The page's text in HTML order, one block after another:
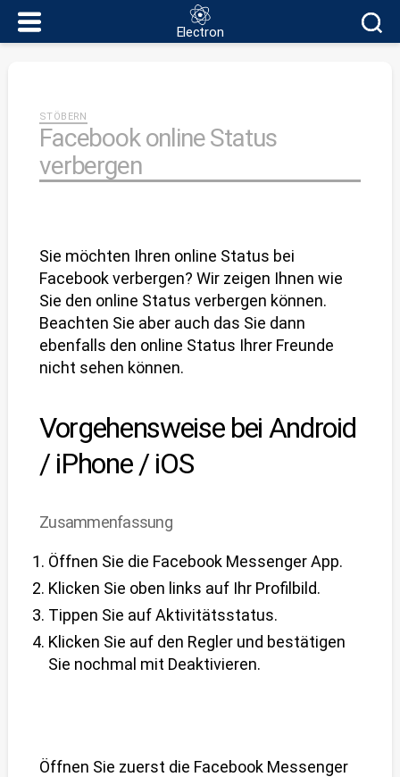
Electron
Electron
STÖBERN
Facebook online Status
verbergen
Sie möchten Ihren online Status bei
Facebook verbergen? Wir zeigen Ihnen wie
Sie den online Status verbergen können.
Beachten Sie aber auch das Sie dann
ebenfalls den online Status Ihrer Freunde
nicht sehen können.
Vorgehensweise bei Android
/ iPhone / iOS
Zusammenfassung
Öffnen Sie die Facebook Messenger App.
Klicken Sie oben links auf Ihr Profilbild.
Tippen Sie aufAktivitätsstatus.
Klicken Sie auf den Regler und bestätigen
Sie nochmal mit Deaktivieren.
Öffnen Sie zuerst die Facebook Messenger